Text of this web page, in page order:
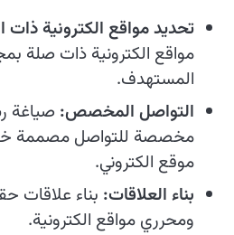
تحديد مواقع الكترونية ذات
مواقع الكترونية ذات صلة
المستهدف.
التواصل المخصص: صياغة
مخصصة للتواصل مصممة
موقع الكتروني.
بناء العلاقات: بناء علاقات
ومحرري مواقع الكترونية.